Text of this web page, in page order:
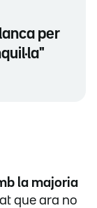
per
la majoria
que ara no